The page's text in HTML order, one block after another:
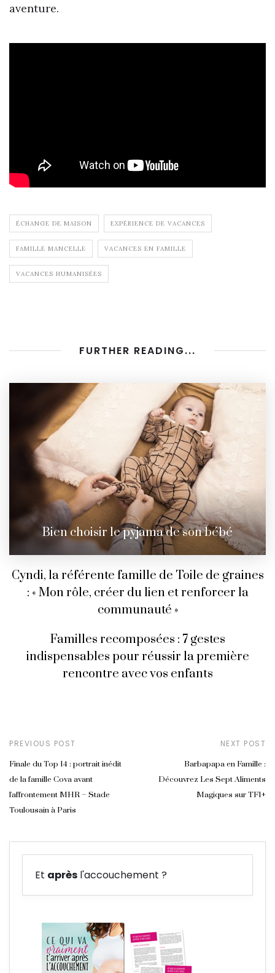
aventure.
ÉCHANGE DE MAISON EXPÉRIENCE DE VACANCES
FAMILLE MANCELLE VACANCES EN FAMILLE
VACANCES HUMANISÉES
FURTHER READING...
Bien choisir le pyjama de son bébé
Cyndi, la référente famille de Toile de graines
: « Mon rôle, créer du lien et renforcer la
communauté »
Familles recomposées : 7 gestes
indispensables pour réussir la première
rencontre avec vos enfants
PREVIOUS POST
Finale du Top 14 : portrait inédit
de la famille Cova avant
l'affrontement MHR – Stade
Toulousain à Paris
NEXT POST
Barbapapa en Famille :
Découvrez Les Sept Aliments
Magiques sur TF1+
Et après l'accouchement ?